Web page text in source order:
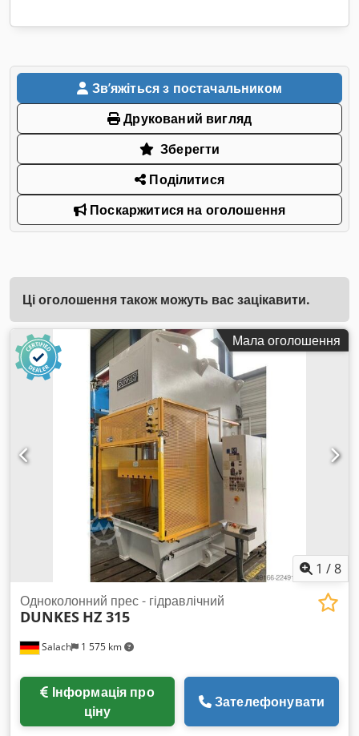
Звʼяжіться з постачальником
Друкований вигляд
Зберегти
Поділитися
Поскаржитися на оголошення
Ці оголошення також можуть вас зацікавити.
Мала оголошення
1 /8
Salach 1 575 km
Одноколонний прес - гідравлічний
DUNKES HZ 315
ціну
Зателефонувати